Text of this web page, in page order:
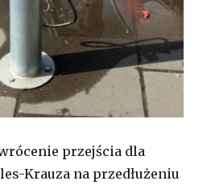
przejścia dla
Krauza na przedłużeniu